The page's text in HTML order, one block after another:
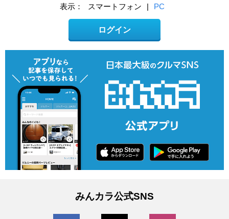
表示： スマートフォン | PC
ログイン
みんカラ公式SNS